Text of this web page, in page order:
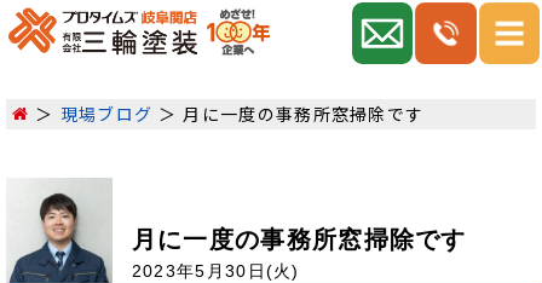
現場ブログ 月に一度の事務所窓掃除です
月に一度の事務所窓掃除です
2023年5月30日(火)